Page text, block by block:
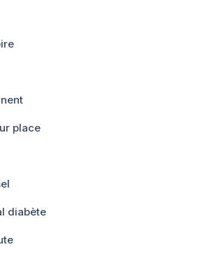
place
diabète